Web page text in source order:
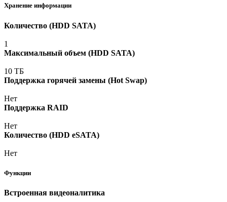
Хранение информации
Количество (HDD SATA)
1
Максимальный объем (HDD SATA)
10 ТБ
Поддержка горячей замены (Hot Swap)
Нет
Поддержка RAID
Нет
Количество (HDD eSATA)
Нет
Функции
Встроенная видеоналитика